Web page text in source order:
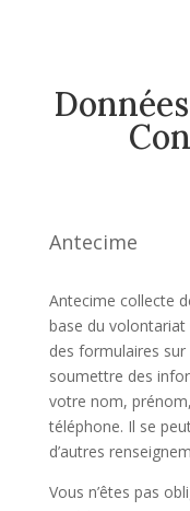
Antecime
Antecime collecte
base du
des formulaires
soumettre des
votre nom,
téléphone. Il se
d’autres
Vous n’êtes pas